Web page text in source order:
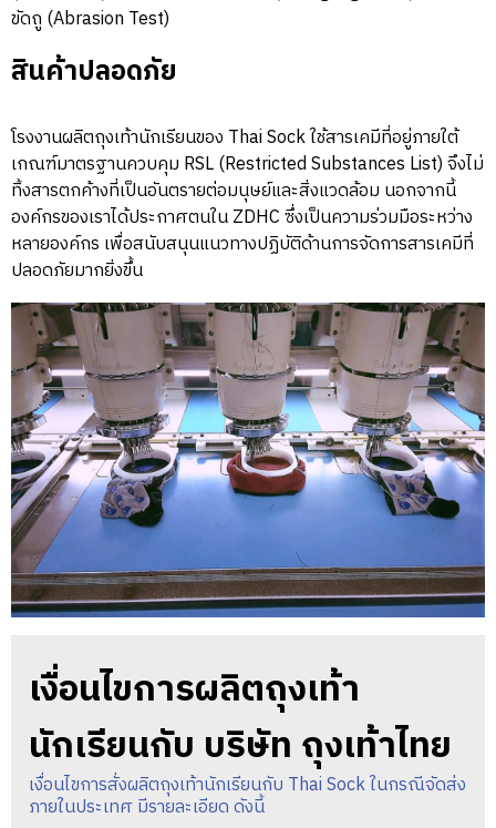
ขัดถู (Abrasion Test)
สินค้าปลอดภัย
โรงงานผลิตถุงเท้านักเรียนของ Thai Sock ใช้สารเคมีที่อยู่ภายใต้
เกณฑ์มาตรฐานควบคุม RSL (Restricted Substances List) จึงไม่
ทิ้งสารตกค้างที่เป็นอันตรายต่อมนุษย์และสิ่งแวดล้อม นอกจากนี้
องค์กรของเราได้ประกาศตนใน ZDHC ซึ่งเป็นความร่วมมือระหว่าง
หลายองค์กร เพื่อสนับสนุนแนวทางปฏิบัติด้านการจัดการสารเคมีที่
ปลอดภัยมากยิ่งขึ้น
เงื่อนไขการผลิตถุงเท้า
นักเรียนกับ บริษัท ถุงเท้าไทย
เงื่อนไขการสั่งผลิตถุงเท้านักเรียนกับ Thai Sock ในกรณีจัดส่ง
ภายในประเทศ มีรายละเอียด ดังนี้